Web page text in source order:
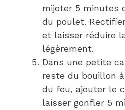
mijoter 5 minutes
du poulet.
et laisser réduire
légèrement.
Dans une petite
reste du bouillon
du feu, ajouter le
laisser gonfler 5